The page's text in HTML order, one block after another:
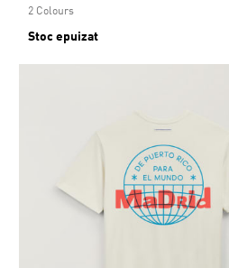
2 Colours
Stoc epuizat